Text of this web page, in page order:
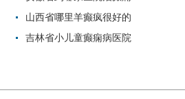
山西省哪里羊癫疯很好的
吉林省小儿童癫痫病医院